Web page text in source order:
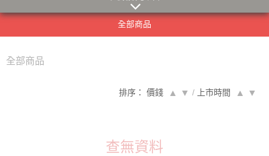
全部商品
全部商品
排序： 價錢 ▲ ▼ / 上市時間 ▲ ▼
查無資料